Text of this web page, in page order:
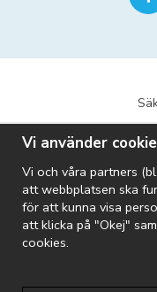
Vi använder
Vi och våra partners
att webbplatsen ska
för att kunna visa
att klicka på "Okej"
cookies.